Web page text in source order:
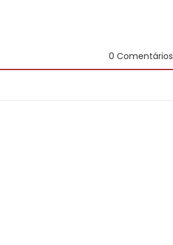
0 Comentários